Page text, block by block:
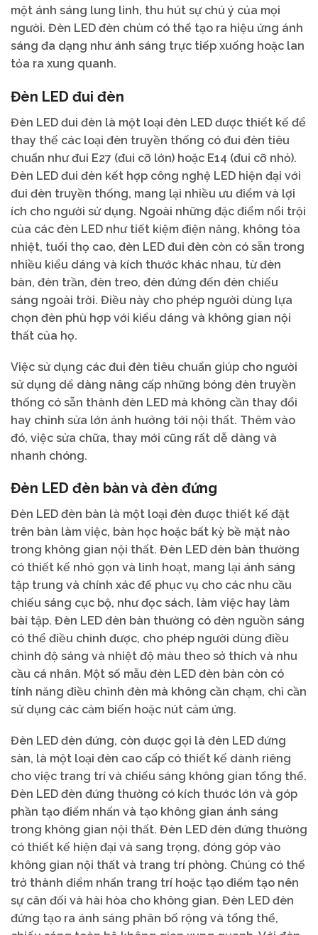
một ánh sáng lung linh, thu hút sự chú ý của mọi
người. Đèn LED đèn chùm có thể tạo ra hiệu ứng ánh
sáng đa dạng như ánh sáng trực tiếp xuống hoặc lan
tỏa ra xung quanh.
Đèn LED đui đèn
Đèn LED đui đèn là một loại đèn LED được thiết kế để
thay thế các loại đèn truyền thống có đui đèn tiêu
chuẩn như đui E27 (đui cỡ lớn) hoặc E14 (đui cỡ nhỏ).
Đèn LED đui đèn kết hợp công nghệ LED hiện đại với
đui đèn truyền thống, mang lại nhiều ưu điểm và lợi
ích cho người sử dụng. Ngoài những đặc điểm nổi trội
của các đèn LED như tiết kiệm điện năng, không tỏa
nhiệt, tuổi thọ cao, đèn LED đui đèn còn có sẵn trong
nhiều kiểu dáng và kích thước khác nhau, từ đèn
bàn, đèn trần, đèn treo, đèn đứng đến đèn chiếu
sáng ngoài trời. Điều này cho phép người dùng lựa
chọn đèn phù hợp với kiểu dáng và không gian nội
thất của họ.
Việc sử dụng các đui đèn tiêu chuẩn giúp cho người
sử dụng dể dàng nâng cấp những bóng đèn truyền
thống có sẵn thành đèn LED mà không cần thay đổi
hay chỉnh sửa lớn ảnh hưởng tới nội thất. Thêm vào
đó, việc sửa chữa, thay mới cũng rất dễ dàng và
nhanh chóng.
Đèn LED đèn bàn và đèn đứng
Đèn LED đèn bàn là một loại đèn được thiết kế đặt
trên bàn làm việc, bàn học hoặc bất kỳ bề mặt nào
trong không gian nội thất. Đèn LED đèn bàn thường
có thiết kế nhỏ gọn và linh hoạt, mang lại ánh sáng
tập trung và chính xác để phục vụ cho các nhu cầu
chiếu sáng cục bộ, như đọc sách, làm việc hay làm
bài tập. Đèn LED đèn bàn thường có đèn nguồn sáng
có thể điều chỉnh được, cho phép người dùng điều
chỉnh độ sáng và nhiệt độ màu theo sở thích và nhu
cầu cá nhân. Một số mẫu đèn LED đèn bàn còn có
tính năng điều chỉnh đèn mà không cần chạm, chỉ cần
sử dụng các cảm biến hoặc nút cảm ứng.
Đèn LED đèn đứng, còn được gọi là đèn LED đứng
sàn, là một loại đèn cao cấp có thiết kế dành riêng
cho việc trang trí và chiếu sáng không gian tổng thể.
Đèn LED đèn đứng thường có kích thước lớn và góp
phần tạo điểm nhấn và tạo không gian ánh sáng
trong không gian nội thất. Đèn LED đèn đứng thường
có thiết kế hiện đại và sang trọng, đóng góp vào
không gian nội thất và trang trí phòng. Chúng có thể
trở thành điểm nhấn trang trí hoặc tạo điểm tạo nên
sự cân đối và hài hòa cho không gian. Đèn LED đèn
đứng tạo ra ánh sáng phân bố rộng và tổng thể,